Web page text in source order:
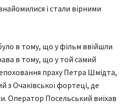
і стали вірними
в тому, що у фільм ввійшли
в тому, що у той самий
праху Петра Шмідта,
з Очаківської фортеці, де
Оператор Посельський виїхав